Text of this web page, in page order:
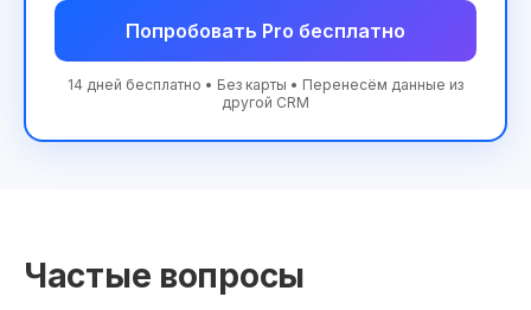
Попробовать Pro бесплатно
14 дней бесплатно • Без карты • Перенесём данные из
другой CRM
Частые вопросы